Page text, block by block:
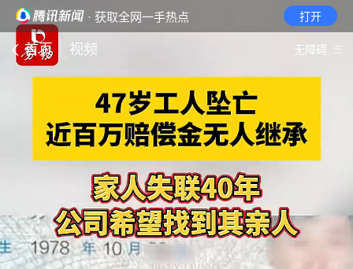
· 获取全网一手热点 打开
首页 视频 无障碍